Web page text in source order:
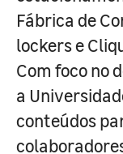
Fábrica de
lockers e
Com foco no
a
conteúdos